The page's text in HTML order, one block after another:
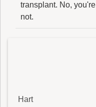
transplant. No, you're
not.
Hart